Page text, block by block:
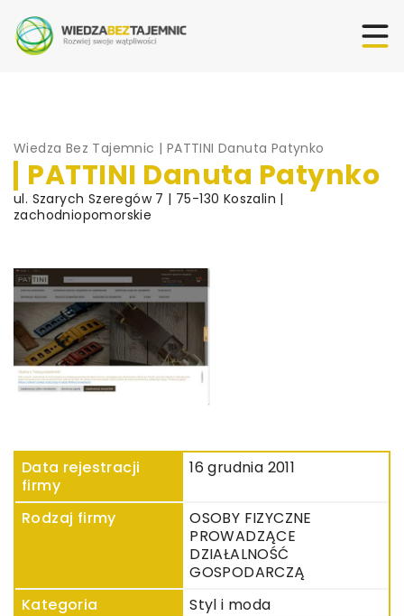
Wiedza Bez Tajemnic | PATTINI Danuta Patynko
PATTINI Danuta Patynko
ul. Szarych Szeregów 7 | 75-130 Koszalin |
zachodniopomorskie
Data rejestracji
firmy
16 grudnia 2011
Rodzaj firmy
OSOBY FIZYCZNE
PROWADZĄCE
DZIAŁALNOŚĆ
GOSPODARCZĄ
Kategoria
Styl i moda